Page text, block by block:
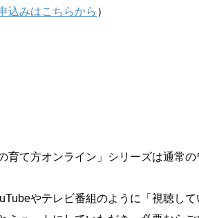
込みはこちらから ）
育て方オンライン」シリーズは通常
やテレビ番組のように「視聴し